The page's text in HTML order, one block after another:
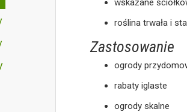
wskazane
roślina trwała i
Zastosowanie
ogrody
rabaty iglaste
ogrody skalne